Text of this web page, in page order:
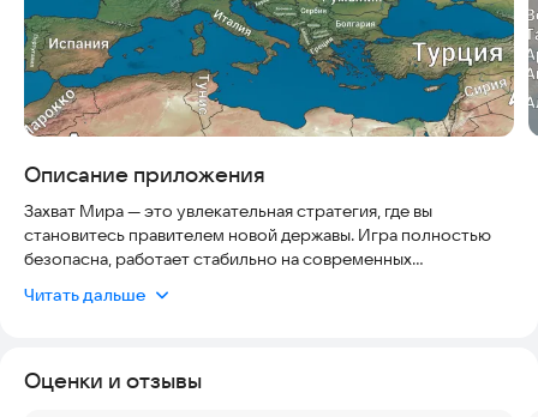
Описание приложения
Захват Мира — это увлекательная стратегия, где вы
становитесь правителем новой державы. Игра полностью
безопасна, работает стабильно на современных
оставаться актуальной. Вы можете выбрать любую страну и
Ваша главная цель — колонизация и захват территорий.
Читать дальше
Оценки и отзывы